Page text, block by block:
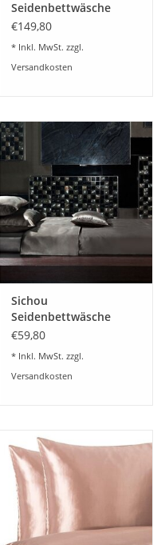
Seidenbettwäsche
Satin nußbraun Uni
Maulbeerseide
€149,80
* Inkl. MwSt. zzgl.
Versandkosten
Sichou
Seidenbettwäsche
Satin umbragrau Uni
Maulbeerseide
€59,80
* Inkl. MwSt. zzgl.
Versandkosten